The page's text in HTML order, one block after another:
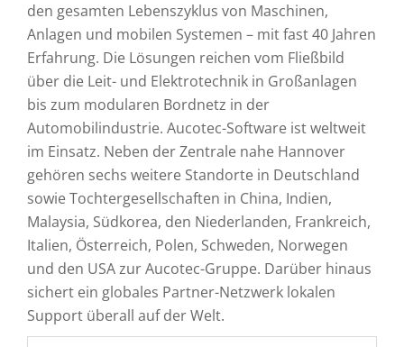
den gesamten Lebenszyklus von Maschinen,
Anlagen und mobilen Systemen – mit fast 40 Jahren
Erfahrung. Die Lösungen reichen vom Fließbild
über die Leit- und Elektrotechnik in Großanlagen
bis zum modularen Bordnetz in der
Automobilindustrie. Aucotec-Software ist weltweit
im Einsatz. Neben der Zentrale nahe Hannover
gehören sechs weitere Standorte in Deutschland
sowie Tochtergesellschaften in China, Indien,
Malaysia, Südkorea, den Niederlanden, Frankreich,
Italien, Österreich, Polen, Schweden, Norwegen
und den USA zur Aucotec-Gruppe. Darüber hinaus
sichert ein globales Partner-Netzwerk lokalen
Support überall auf der Welt.